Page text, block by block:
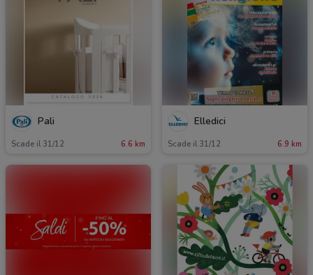
Pali
Scade il 31/12 6.6 km
Elledici
Scade il 31/12 6.9 km